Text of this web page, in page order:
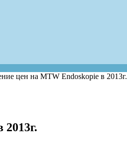
цен на MTW Endoskopie в 2013г.